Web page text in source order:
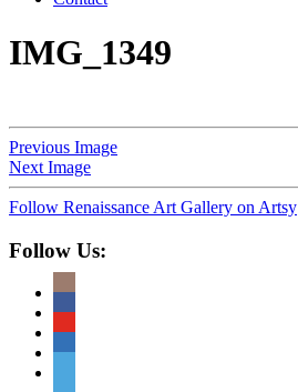
IMG_1349
Previous Image
Next Image
Follow Renaissance Art Gallery on Artsy
Follow Us: